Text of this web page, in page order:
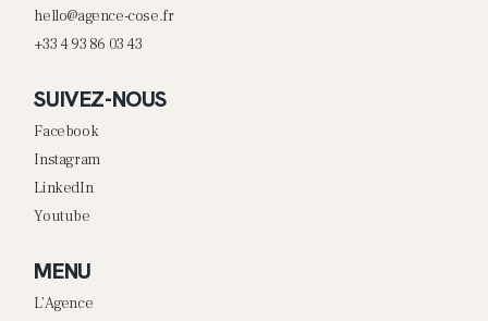
hello@agence-cose.fr
+33 4 93 86 03 43
SUIVEZ-NOUS
Facebook
Instagram
LinkedIn
Youtube
MENU
L’Agence